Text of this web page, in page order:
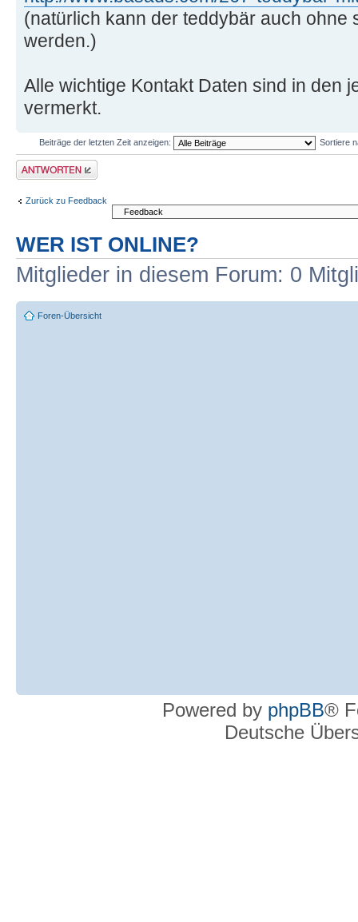
(natürlich kann der teddybär auch ohne
werden.)
Alle wichtige Kontakt Daten sind in den
vermerkt.
Beiträge der letzten Zeit anzeigen: Sortiere
Antwort erstellen
Zurück zu Feedback
WER IST ONLINE?
Mitglieder in diesem Forum: 0
Foren-Übersicht
Powered by phpBB®
Deutsche